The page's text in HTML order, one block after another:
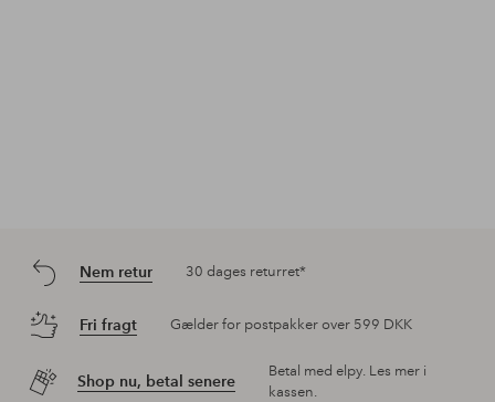
Nem retur 30 dages returret*
Fri fragt Gælder for postpakker over 599 DKK
Shop nu, betal senere
Betal med elpy. Les mer i
kassen.